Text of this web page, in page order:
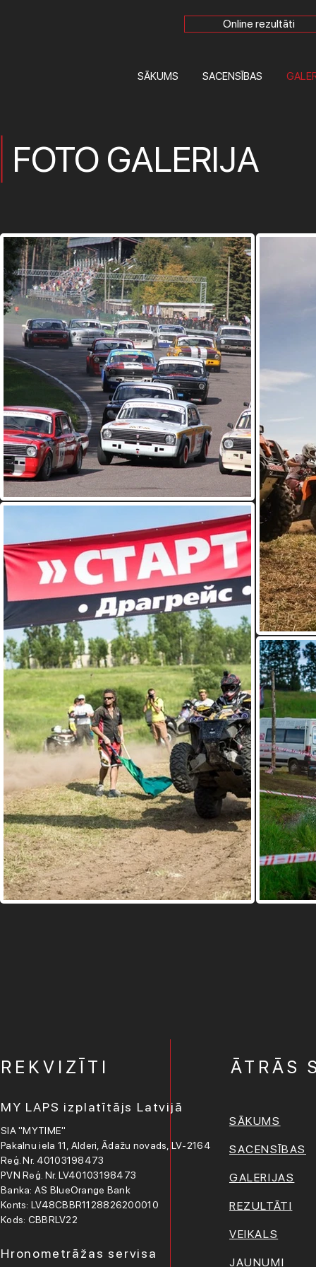
Online rezultāti
SĀKUMS SACENSĪBAS
FOTO GALERIJA
REKVIZĪTI
MY LAPS izplatītājs Latvijā
SIA "MYTIME"
Pakalnu iela 11, Alderi, Ādažu novads, LV-2164
Reģ. Nr. 40103198473
PVN Reģ. Nr. LV40103198473
Banka: AS BlueOrange Bank
Konts: LV48CBBR1128826200010
Kods: CBBRLV22
Hronometrāžas servisa
ĀTRĀS
SĀKUMS
SACENSĪBAS
GALERIJAS
REZULTĀTI
VEIKALS
JAUNUMI